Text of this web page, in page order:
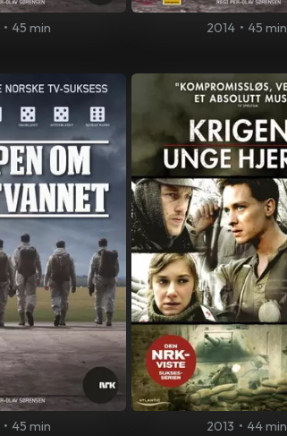
• 45 min 2014 • 45 min
• 45 min 2013 • 44 min